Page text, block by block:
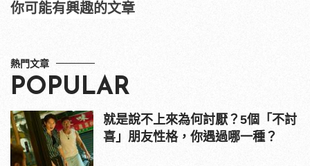
你可能有興趣的文章
熱門文章
POPULAR
就是說不上來為何討厭？5個「不討
喜」朋友性格，你遇過哪一種？